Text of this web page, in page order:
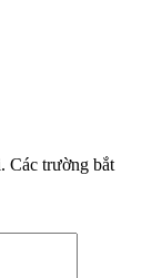
Các trường bắt